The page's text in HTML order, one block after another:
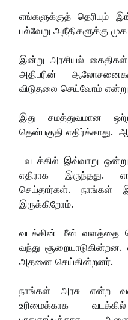
எங்களுக்குத் தெரியும்
பல்வேறு அநீதிகளுக்கு
இன்று அரசியல்
அதிபரின்
விடுதலை செய்வோம் என்று
இது சமத்துவமான
தென்பகுதி எதிர்க்காது.
வடக்கில் இவ்வாறு
எதிராக இருந்தது.
செய்தார்கள். நாங்கள்
இருக்கிறோம்.
வடக்கின் மீன் வளத்தை
வந்து
அதனை செய்கின்றனர்.
நாங்கள் அரசு என்ற
உரிமைக்காக